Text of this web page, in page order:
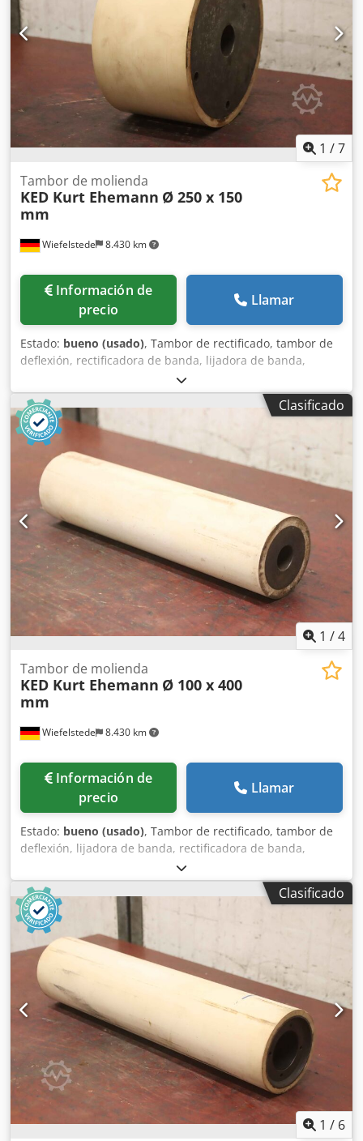
1 /7
Wiefelstede 8.430 km
Tambor de molienda
KED Kurt Ehemann Ø 250 x 150
mm
Información de
precio
Llamar
Estado: bueno (usado), Tambor de rectificado, tambor de
deflexión, rectificadora de banda, lijadora de banda,
rectificadora de tambor, rodillos de transporte, rodillos de
repuesto, cinta transportadora, transportador de rodillos,
rodillos de apoyo -Fabricante: KED Kurt Ehemann, tambor
de rectificado, ancho del tambor 150 mm Dkodpfsvxgvksx
Ah Dsr -Tambor: Ø 250 mm -Agujero: Ø 45 mm -Número:
4x tambores disponibles -Precio: por pieza -Dimensiones:
Ø 250 x 150 mm -Peso: 14,0 kg/pieza
Clasificado
1 /4
Wiefelstede 8.430 km
Tambor de molienda
KED Kurt Ehemann Ø 100 x 400
mm
Información de
precio
Llamar
Estado: bueno (usado), Tambor de rectificado, tambor de
deflexión, lijadora de banda, rectificadora de banda,
lijadora de tambor, lijadora de tambor, rodillos de cinta
transportadora, rodillos de transporte, rodillos de
repuesto, cinta transportadora, transportador de rodillos,
rodillos de apoyo -Fabricante: KED Kurt Ehemann, tambor
de rectificado, ancho del tambor 400 mm Dedpfsvxp N Tex
Ah Dskr -Tambor: Ø 100 mm -Agujero: Ø 30 mm -Número:
3x tambores disponibles -Precio: por pieza -Dimensiones:
Ø 100 x 400 mm -Peso: 7,7 kg/pieza
Clasificado
1 / 6